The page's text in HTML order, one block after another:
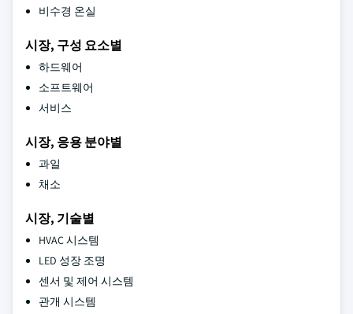
비수경 온실
시장, 구성 요소별
하드웨어
소프트웨어
서비스
시장, 응용 분야별
과일
채소
시장, 기술별
HVAC 시스템
LED 성장 조명
센서 및 제어 시스템
관개 시스템